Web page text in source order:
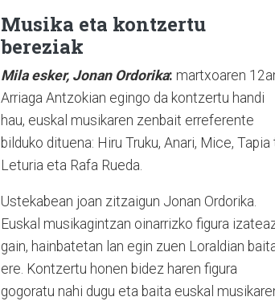
Musika eta kontzertu
bereziak
Mila esker, Jonan Ordorika: martxoaren
Arriaga Antzokian egingo da kontzertu handi
hau, euskal musikaren zenbait erreferente
bilduko dituena: Hiru Truku, Anari, Mice, Tapia
Leturia eta Rafa Rueda.
Ustekabean joan zitzaigun Jonan Ordorika.
Euskal musikagintzan oinarrizko figura
gain, hainbatetan lan egin zuen Loraldian
ere. Kontzertu honen bidez haren figura
gogoratu nahi dugu eta baita euskal